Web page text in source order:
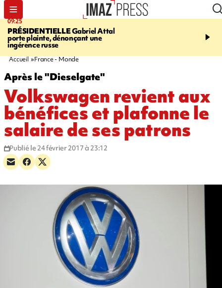
09:25
PRÉSIDENTIELLEGabriel Attal
porte plainte, dénonçant une
ingérence russe
11:43
accident après le virage
Accueil France - Monde
Après le "Dieselgate"
Volkswagen revient aux
bénéfices et plafonne le
salaire de ses patrons
Publié le 24 février 2017 à 23:12